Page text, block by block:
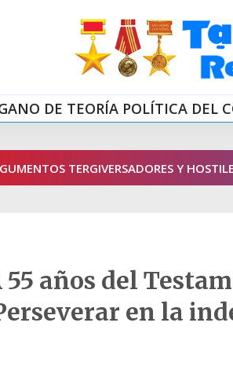
DE TEORÍA POLÍTICA DEL
TERGIVERSADORES Y
55 años del
en la